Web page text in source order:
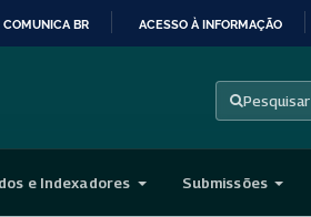
CONTEÚDO
COMUNICA BR ACESSO À INFORMAÇÃO
Pesquisar
e Indexadores Submissões